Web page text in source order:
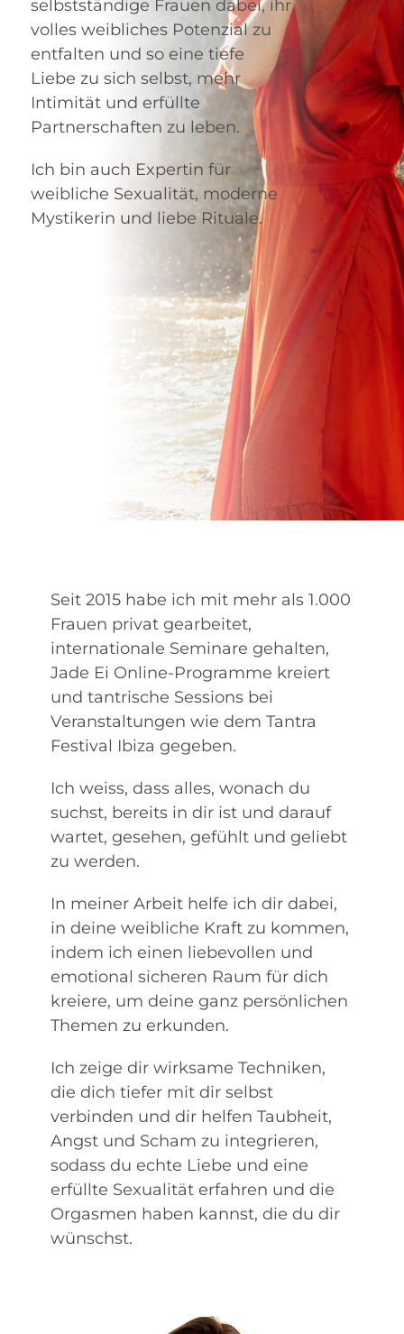
selbstständige Frauen dabei,ihr
volles weibliches Potenzial zu
entfalten und so eine tiefe
Liebe zu sich selbst, mehr
Intimität und erfüllte
Partnerschaften zu leben.
Ich bin auch Expertin für
weibliche Sexualität, moderne
Mystikerin und liebe Rituale.
Seit 2015 habe ich mit mehr als 1.000
Frauen privat gearbeitet,
internationale Seminare gehalten,
Jade Ei Online-Programme kreiert
und tantrische Sessions bei
Veranstaltungen wie dem Tantra
Festival Ibiza gegeben.
Ich weiss, dass alles, wonach du
suchst, bereits in dir ist und darauf
wartet, gesehen, gefühlt und geliebt
zu werden.
In meiner Arbeit helfe ich dir dabei,
in deine weibliche Kraft zu kommen,
indem ich einen liebevollen und
emotional sicheren Raum für dich
kreiere, um deine ganz persönlichen
Themen zu erkunden.
Ich zeige dir wirksame Techniken,
die dich tiefer mit dir selbst
verbinden und dir helfen Taubheit,
Angst und Scham zu integrieren,
sodass du echte Liebe und eine
erfüllte Sexualität erfahren und die
Orgasmen haben kannst, die du dir
wünschst.